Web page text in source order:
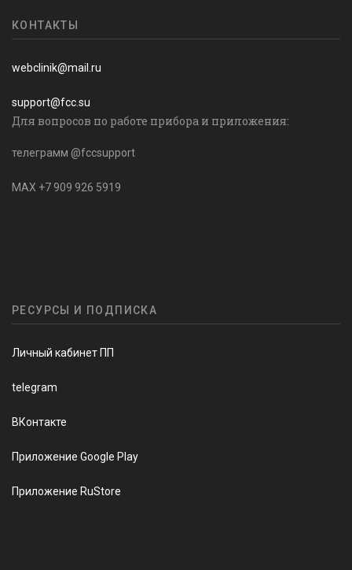
КОНТАКТЫ
webclinik@mail.ru
support@fcc.su
Для вопросов по работе прибора и приложения:
телеграмм @fccsupport
MAX +7 909 926 5919
РЕСУРСЫ И ПОДПИСКА
Личный кабинет ПП
telegram
ВКонтакте
Приложение Google Play
Приложение RuStore